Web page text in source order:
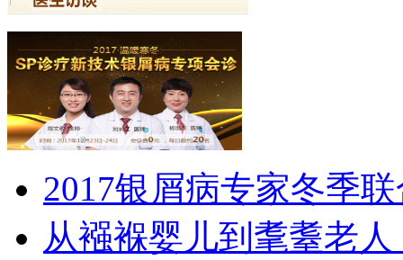
2017银屑病专家冬季
从襁褓婴儿到耄耋老